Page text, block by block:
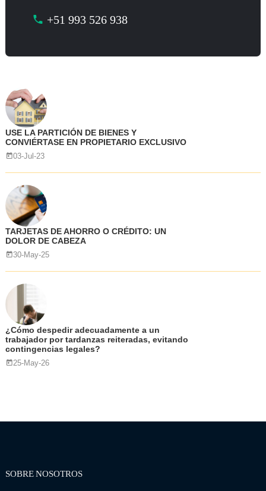
+51 993 526 938
USE LA PARTICIÓN DE BIENES Y
CONVIÉRTASE EN PROPIETARIO EXCLUSIVO
03-Jul-23
TARJETAS DE AHORRO O CRÉDITO: UN
DOLOR DE CABEZA
30-May-25
¿Cómo despedir adecuadamente a un
trabajador por tardanzas reiteradas, evitando
contingencias legales?
25-May-26
SOBRE NOSOTROS